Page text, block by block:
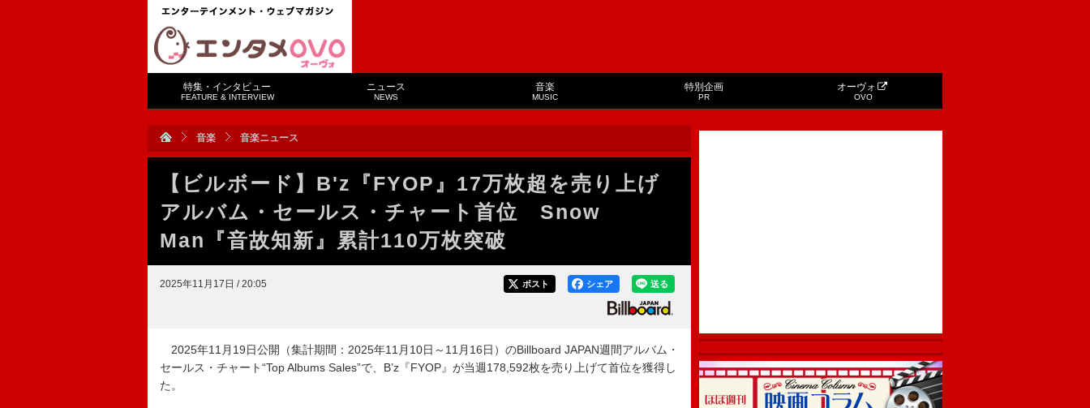
特集・インタビュー
FEATURE & INTERVIEW
ニュース
NEWS
音楽
MUSIC
特別企画
PR
オーヴォ
OVO
音楽 音楽ニュース
【ビルボード】B'z『FYOP』17万枚超を売り上げ
アルバム・セールス・チャート首位 Snow
Man『音故知新』累計110万枚突破
2025年11月17日 / 20:05 送る
シェア
ポスト
2025年11月19日公開（集計期間：2025年11月10日～11月16日）のBillboard JAPAN週間アルバム・
セールス・チャート“Top Albums Sales”で、B’z『FYOP』が当週178,592枚を売り上げて首位を獲得し
た。